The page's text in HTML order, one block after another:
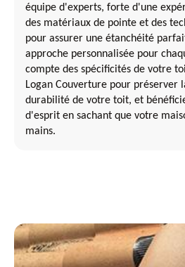
équipe d'experts, forte d'une
des matériaux de pointe et des
pour assurer une étanchéité
approche personnalisée pour
compte des spécificités de votre
Logan Couverture pour préserver
durabilité de votre toit, et
d'esprit en sachant que votre
mains.